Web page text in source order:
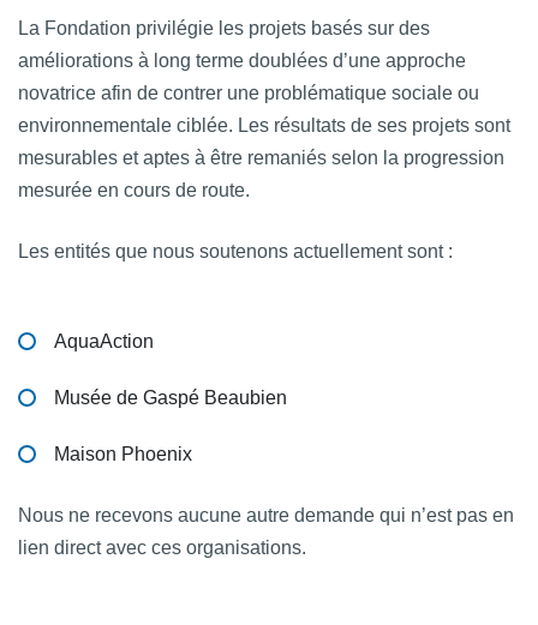
La Fondation privilégie les projets basés sur des
améliorations à long terme doublées d’une approche
novatrice afin de contrer une problématique sociale ou
environnementale ciblée. Les résultats de ses projets sont
mesurables et aptes à être remaniés selon la progression
mesurée en cours de route.
Les entités que nous soutenons actuellement sont :
AquaAction
Musée de Gaspé Beaubien
Maison Phoenix
Nous ne recevons aucune autre demande qui n’est pas en
lien direct avec ces organisations.